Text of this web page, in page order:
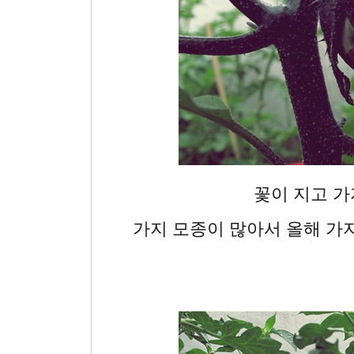
꽃이 지고
가지 모종이 많아서 올해 가